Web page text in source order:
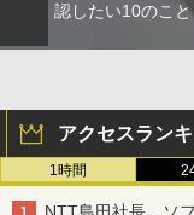
認したい10のこと
アクセスラン
1時間